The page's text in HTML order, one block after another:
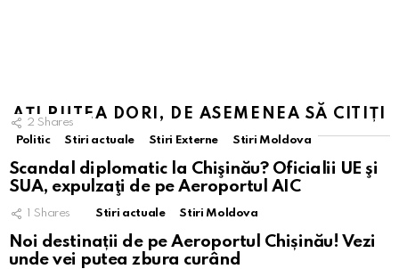
AȚI PUTEA DORI, DE ASEMENEA SĂ CITIȚI
2 Shares
Politic
Stiri actuale Stiri Externe Stiri Moldova
Scandal diplomatic la Chişinău? Oficialii UE şi
SUA, expulzaţi de pe Aeroportul AIC
1 Shares Stiri actuale Stiri Moldova
Noi destinații de pe Aeroportul Chișinău! Vezi
unde vei putea zbura curând